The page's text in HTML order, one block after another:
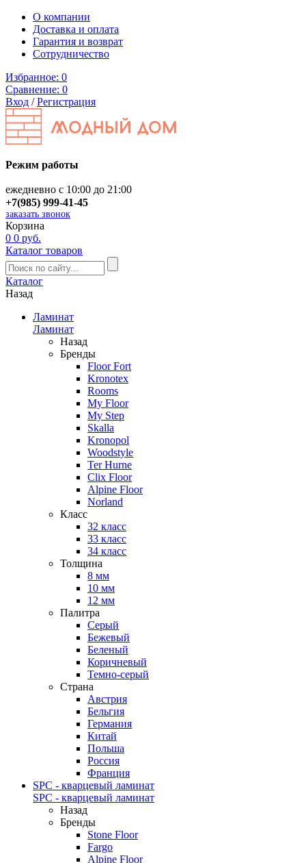
О компании
Доставка и оплата
Гарантия и возврат
Сотрудничество
Избранное: 0
Сравнение: 0
Вход /Регистрация
Режим работы
ежедневно с 10:00 до 21:00
+7(985) 999-41-45
заказать звонок
Корзина
0 0 руб.
Каталог товаров
Каталог
Назад
Ламинат
Ламинат
Назад
Бренды
Floor Fort
Kronotex
Rooms
My Floor
My Step
Skalla
Kronopol
Woodstyle
Ter Hurne
Clix Floor
Alpine Floor
Norland
Класс
32 класс
33 класс
34 класс
Толщина
8 мм
10 мм
12 мм
Палитра
Серый
Бежевый
Беленый
Коричневый
Темно-серый
Страна
Австрия
Бельгия
Германия
Китай
Польша
Россия
Франция
SPC - кварцевый ламинат
SPC - кварцевый ламинат
Назад
Бренды
Stone Floor
Fargo
Alpine Floor